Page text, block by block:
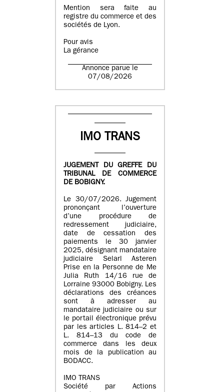
Mention sera faite au
registre du commerce et des
sociétés de Lyon.
Pour avis
La gérance
Annonce parue le
07/08/2026
IMO TRANS
JUGEMENT DU GREFFE DU
TRIBUNAL DE COMMERCE
DE BOBIGNY.
Le 30/07/2026. Jugement
prononçant l’ouverture
d’une procédure de
redressement judiciaire,
date de cessation des
paiements le 30 janvier
2025, désignant mandataire
judiciaire Selarl Asteren
Prise en la Personne de Me
Julia Ruth 14/16 rue de
Lorraine 93000 Bobigny. Les
déclarations des créances
sont à adresser au
mandataire judiciaire ou sur
le portail électronique prévu
par les articles L. 814–2 et
L. 814–13 du code de
commerce dans les deux
mois de la publication au
BODACC.
IMO TRANS
Société par Actions